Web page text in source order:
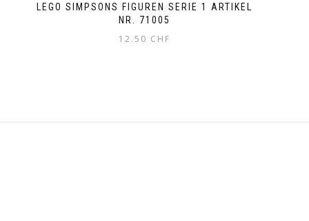
LEGO SIMPSONS FIGUREN SERIE 1 ARTIKEL
NR. 71005
12.50 CHF